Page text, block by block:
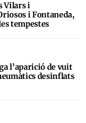
Vilars i
i Fontaneda,
tempestes
l’aparició de vuit
desinflats